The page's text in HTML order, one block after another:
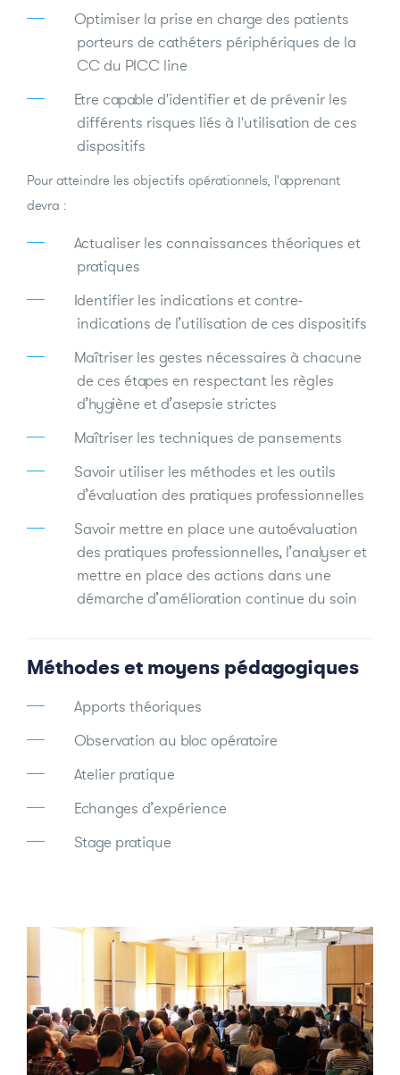
Optimiser la prise en charge des patients
porteurs de cathéters périphériques de la
CC du PICC line
Etre capable d'identifier et de prévenir les
différents risques liés à l'utilisation de ces
dispositifs
Pour atteindre les objectifs opérationnels, l'apprenant
devra :
Actualiser les connaissances théoriques et
pratiques
Identifier les indications et contre-
indications de l’utilisation de ces dispositifs
Maîtriser les gestes nécessaires à chacune
de ces étapes en respectant les règles
d’hygiène et d’asepsie strictes
Maîtriser les techniques de pansements
Savoir utiliser les méthodes et les outils
d’évaluation des pratiques professionnelles
Savoir mettre en place une autoévaluation
des pratiques professionnelles, l’analyser et
mettre en place des actions dans une
démarche d’amélioration continue du soin
Méthodes et moyens pédagogiques
Apports théoriques
Observation au bloc opératoire
Atelier pratique
Echanges d’expérience
Stage pratique